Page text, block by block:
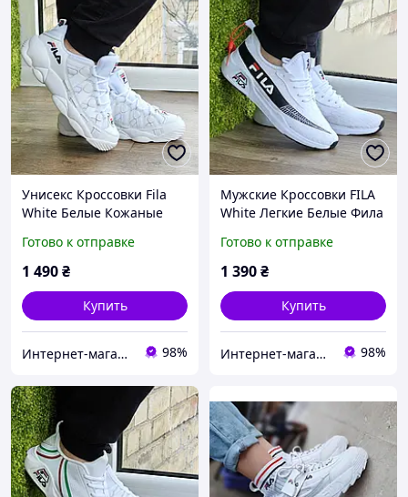
Унисекс Кроссовки Fila
White Белые Кожаные
36,37,38,39,40 размеры
Готово к отправке
1 490₴
Купить
Интернет-магазин Sneakers Boom 98%
Мужские Кроссовки FILA
White Легкие Белые Фила
размеры
Готово к отправке
1 390₴
Купить
Интернет-магазин Sneakers Boom 98%